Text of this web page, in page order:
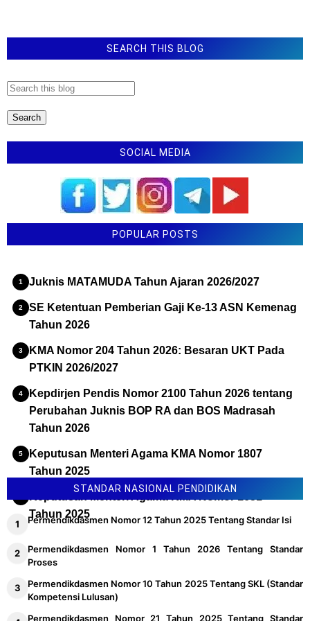
SEARCH THIS BLOG
SOCIAL MEDIA
POPULAR POSTS
Juknis MATAMUDA Tahun Ajaran 2026/2027
SE Ketentuan Pemberian Gaji Ke-13 ASN Kemenag
Tahun 2026
KMA Nomor 204 Tahun 2026: Besaran UKT Pada
PTKIN 2026/2027
Kepdirjen Pendis Nomor 2100 Tahun 2026 tentang
Perubahan Juknis BOP RA dan BOS Madrasah
Tahun 2026
Keputusan Menteri Agama KMA Nomor 1807
Tahun 2025
Tahun 2025
STANDAR NASIONAL PENDIDIKAN
Permendikdasmen Nomor 12 Tahun 2025 Tentang Standar Isi
Permendikdasmen Nomor 1 Tahun 2026 Tentang Standar
Proses
Permendikdasmen Nomor 10 Tahun 2025 Tentang SKL (Standar
Kompetensi Lulusan)
Permendikdasmen Nomor 21 Tahun 2025 Tentang Standar